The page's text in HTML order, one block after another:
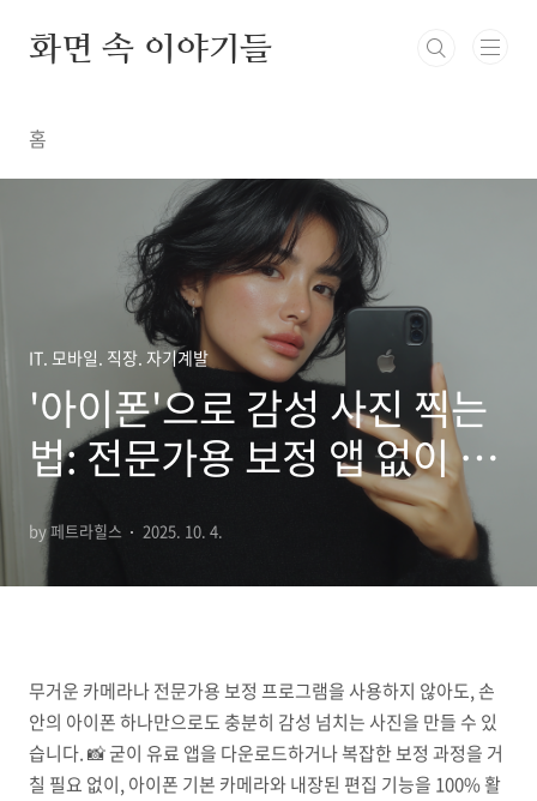
화면 속 이야기들
홈
IT. 모바일. 직장. 자기계발
'아이폰'으로 감성 사진 찍는
법: 전문가용 보정 앱 없이 끝
내는 비법
by 페트라힐스 2025. 10. 4.
무거운 카메라나 전문가용 보정 프로그램을 사용하지 않아도, 손
안의 아이폰 하나만으로도 충분히 감성 넘치는 사진을 만들 수 있
습니다. 📸 굳이 유료 앱을 다운로드하거나 복잡한 보정 과정을 거
칠 필요 없이, 아이폰 기본 카메라와 내장된 편집 기능을 100% 활